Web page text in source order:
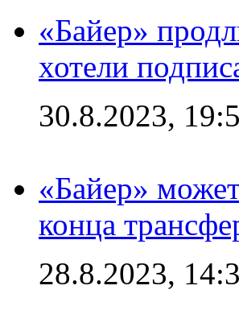
«Байер»
хотели
30.8.2023,
«Байер»
конца
28.8.2023,